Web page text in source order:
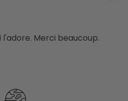
Merci beaucoup.